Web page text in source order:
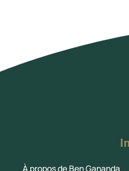
À propos de Ben Gananda